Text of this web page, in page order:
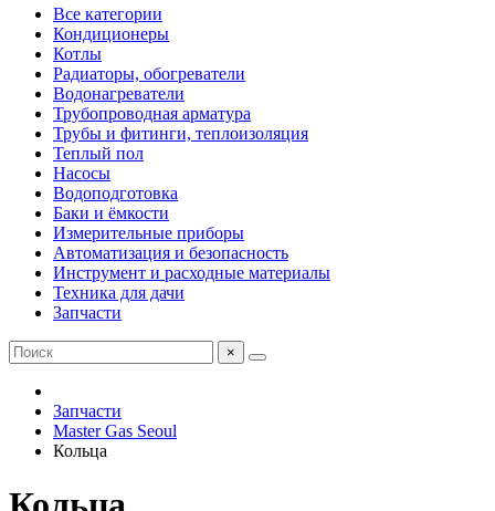
Все категории
Кондиционеры
Котлы
Радиаторы, обогреватели
Водонагреватели
Трубопроводная арматура
Трубы и фитинги, теплоизоляция
Теплый пол
Насосы
Водоподготовка
Баки и ёмкости
Измерительные приборы
Автоматизация и безопасность
Инструмент и расходные материалы
Техника для дачи
Запчасти
×
Запчасти
Master Gas Seoul
Кольца